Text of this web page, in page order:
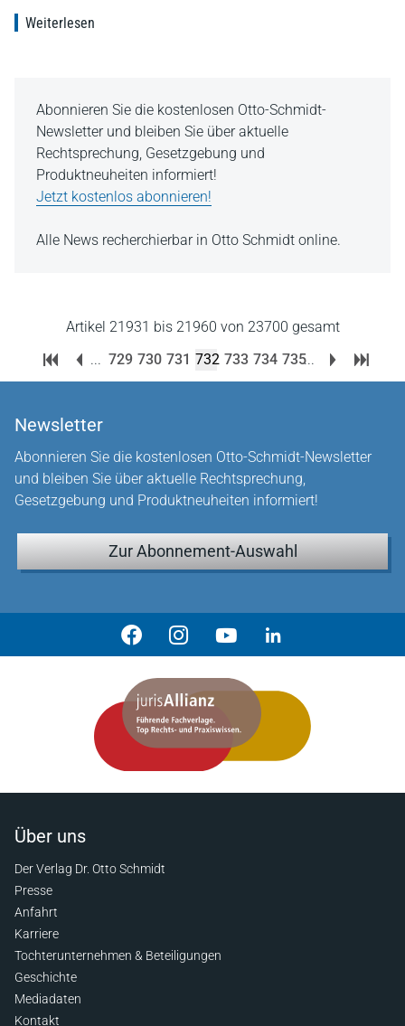
Weiterlesen
Abonnieren Sie die kostenlosen Otto-Schmidt-
Newsletter und bleiben Sie über aktuelle
Rechtsprechung, Gesetzgebung und
Produktneuheiten informiert!
Jetzt kostenlos abonnieren!
Alle News recherchierbar in Otto Schmidt online.
Artikel 21931 bis 21960 von 23700 gesamt
... 729 730 731 732 733 734 735...
Newsletter
Abonnieren Sie die kostenlosen Otto-Schmidt-Newsletter
und bleiben Sie über aktuelle Rechtsprechung,
Gesetzgebung und Produktneuheiten informiert!
Zur Abonnement-Auswahl
Über uns
Der Verlag Dr. Otto Schmidt
Presse
Anfahrt
Karriere
Tochterunternehmen & Beteiligungen
Geschichte
Mediadaten
Kontakt